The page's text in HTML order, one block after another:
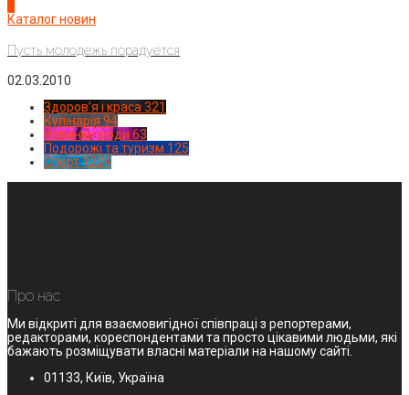
Каталог новин
Пусть молодежь порадуется
02.03.2010
Здоров'я і краса 321
Кулінарія 94
Новинки моди 63
Подорожі та туризм 125
Спорт1224
Про нас
Ми відкриті для взаємовигідної співпраці з репортерами,
редакторами, кореспондентами та просто цікавими людьми, які
бажають розміщувати власні матеріали на нашому сайті.
01133, Київ, Україна